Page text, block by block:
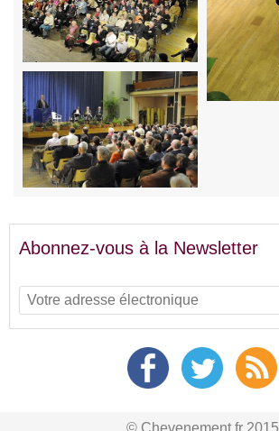
Abonnez-vous à la Newsletter
© Chevenement.fr 2015